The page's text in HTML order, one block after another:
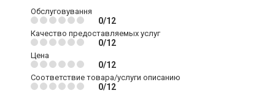
Обслуговування
0/12
Качество предоставляемых услуг
0/12
Цена
0/12
Соответствие товара/услуги описанию
0/12